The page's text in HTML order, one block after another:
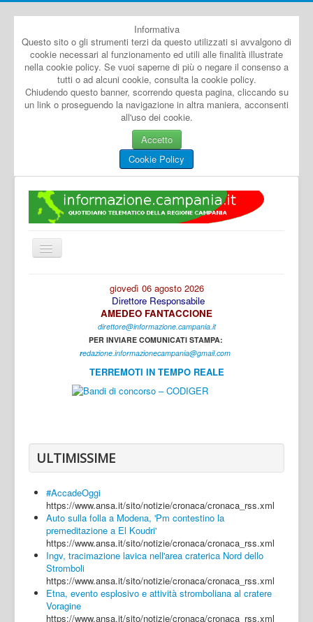
Informativa
Questo sito o gli strumenti terzi da questo utilizzati si avvalgono di
cookie necessari al funzionamento ed utili alle finalità illustrate
nella cookie policy. Se vuoi saperne di più o negare il consenso a
tutti o ad alcuni cookie, consulta la cookie policy.
Chiudendo questo banner, scorrendo questa pagina, cliccando su
un link o proseguendo la navigazione in altra maniera, acconsenti
all'uso dei cookie.
Accetto
Cookie Policy
Cambia
navigazione
Caserta
Napoli
Salerno
Login
giovedì 06 agosto 2026
Direttore Responsabile
AMEDEO FANTACCIONE
direttore@informazione.campania.it
PER INVIARE COMUNICATI STAMPA:
redazione.informazionecampania@gmail.com
TERREMOTI IN TEMPO REALE
ULTIMISSIME
#AccadeOggi
https://www.ansa.it/sito/notizie/cronaca/cronaca_rss.xml
Auto sulla folla a Modena, 'Pm contestino la
premeditazione a El Koudri'
https://www.ansa.it/sito/notizie/cronaca/cronaca_rss.xml
Ingv, tracimazione lavica nell'area craterica Nord dello
Stromboli
https://www.ansa.it/sito/notizie/cronaca/cronaca_rss.xml
Etna, evento esplosivo e attività stromboliana al cratere
Voragine
https://www.ansa.it/sito/notizie/cronaca/cronaca_rss.xml